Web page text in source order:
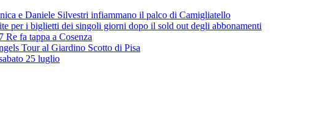
e Daniele Silvestri infiammano il palco di Camigliatello
per i biglietti dei singoli giorni dopo il sold out degli abbonamenti
fa tappa a Cosenza
Tour al Giardino Scotto di Pisa
25 luglio